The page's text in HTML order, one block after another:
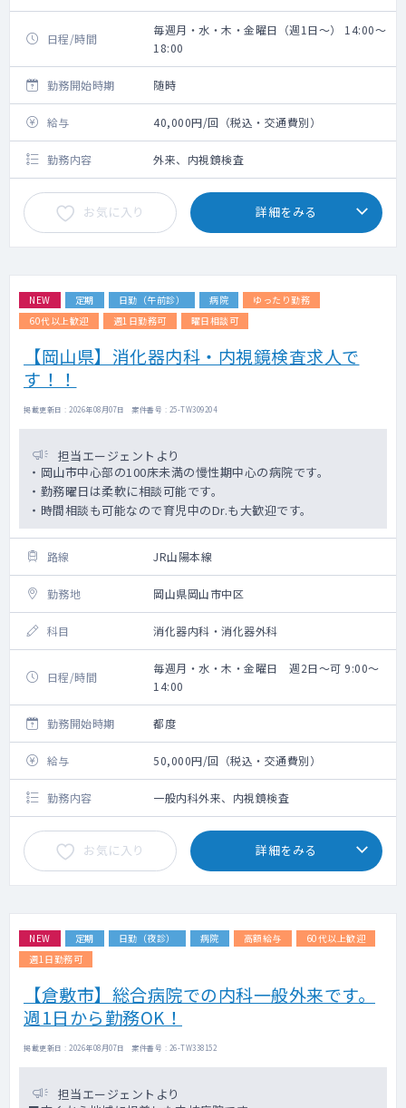
日程/時間
毎週月・水・木・金曜日（週1日～） 14:00～
18:00
勤務開始時期 随時
給与 40,000円/回（税込・交通費別）
勤務内容 外来、内視鏡検査
お気に入り 詳細をみる
NEW 定期 日勤（午前診） 病院
ゆったり勤務
60代以上歓迎
週1日勤務可 曜日相談可
【岡山県】消化器内科・内視鏡検査求人で
す！！
掲載更新日 : 2026年08月07日 案件番号 : 25-TW309204
担当エージェントより
・岡山市中心部の100床未満の慢性期中心の病院です。
・勤務曜日は柔軟に相談可能です。
・時間相談も可能なので育児中のDr.も大歓迎です。
路線 JR山陽本線
勤務地 岡山県岡山市中区
科目 消化器内科・消化器外科
日程/時間
毎週月・水・木・金曜日 週2日～可 9:00～
14:00
勤務開始時期 都度
給与 50,000円/回（税込・交通費別）
勤務内容 一般内科外来、内視鏡検査
お気に入り 詳細をみる
NEW 定期 日勤（夜診） 病院 高額給与
60代以上歓迎
週1日勤務可
【倉敷市】総合病院での内科一般外来です。
週1日から勤務OK！
掲載更新日 : 2026年08月07日 案件番号 : 26-TW338152
担当エージェントより